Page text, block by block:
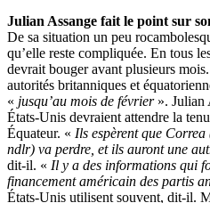
Julian Assange fait le point sur
De sa situation un peu
qu’elle reste compliquée. En tous
devrait bouger avant plusieurs
autorités britanniques et
« jusqu’au mois de février». Julian
États-Unis devraient attendre la
Équateur. « Ils espèrent que
ndlr) va perdre, et ils auront une
dit-il. « Il y a des informations qui
financement américain des partis
États-Unis utilisent souvent, dit-il.